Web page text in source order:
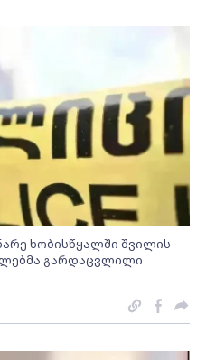
ხობისწყალში შვილის
გარდაცვლილი